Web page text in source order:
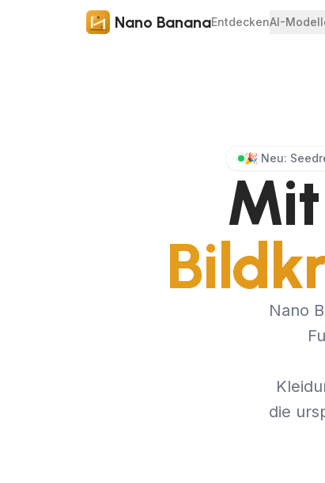
Nano BananaEntdeckenAI-
🎉 Neu:
Mit
Nano
die